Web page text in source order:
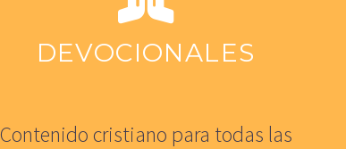
DEVOCIONALES
Contenido cristiano para todas las